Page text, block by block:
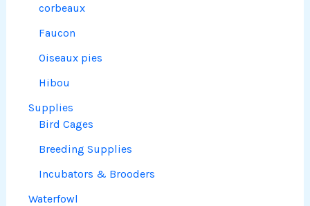
corbeaux
Faucon
Oiseaux pies
Hibou
Supplies
Bird Cages
Breeding Supplies
Incubators & Brooders
Waterfowl